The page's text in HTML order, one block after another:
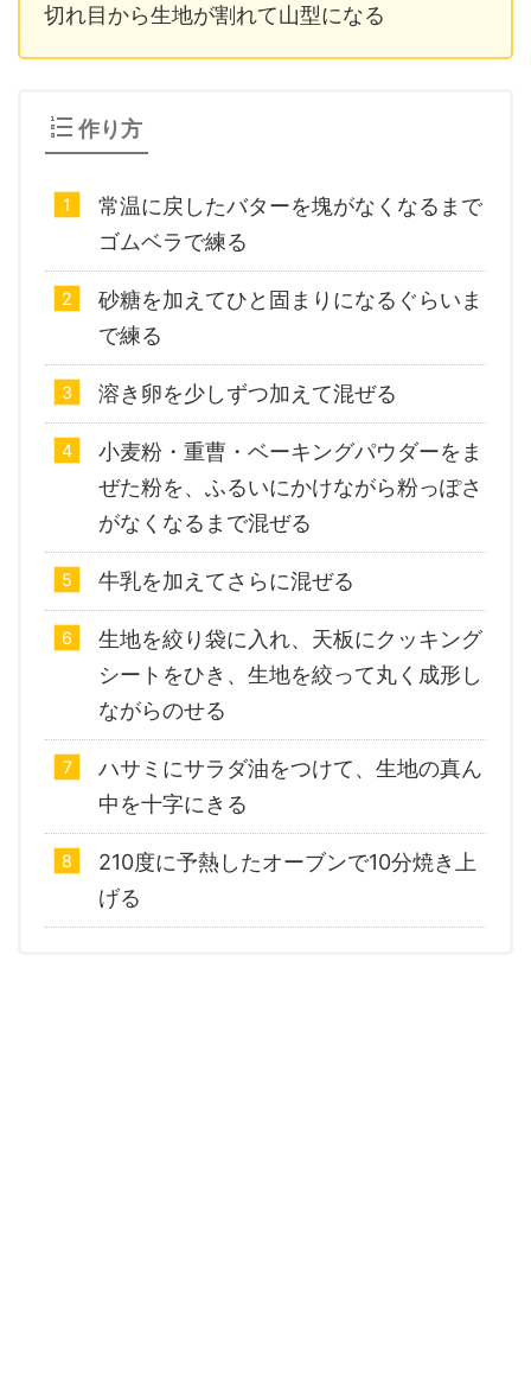
切れ目から生地が割れて山型になる
作り方
常温に戻したバターを塊がなくなるまで
ゴムベラで練る
砂糖を加えてひと固まりになるぐらいま
で練る
溶き卵を少しずつ加えて混ぜる
小麦粉・重曹・ベーキングパウダーをま
ぜた粉を、ふるいにかけながら粉っぽさ
がなくなるまで混ぜる
牛乳を加えてさらに混ぜる
生地を絞り袋に入れ、天板にクッキング
シートをひき、生地を絞って丸く成形し
ながらのせる
ハサミにサラダ油をつけて、生地の真ん
中を十字にきる
210度に予熱したオーブンで10分焼き上
げる